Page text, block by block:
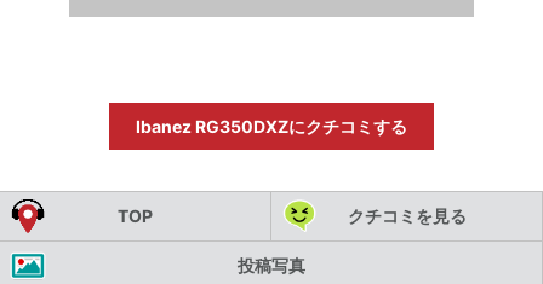
Ibanez RG350DXZにクチコミする
TOP クチコミを見る
投稿写真